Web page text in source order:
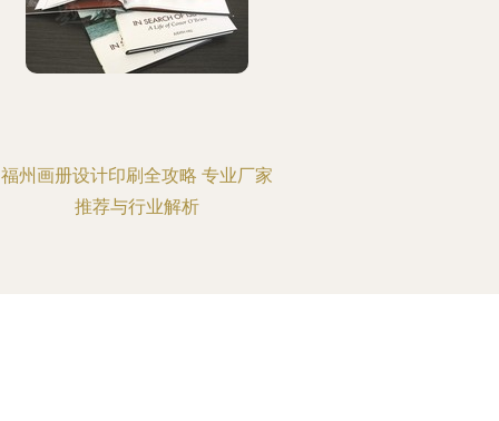
福州画册设计印刷全攻略 专业厂家
推荐与行业解析